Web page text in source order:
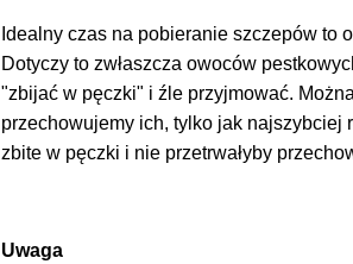
Idealny czas na pobieranie szczepów to
Dotyczy to zwłaszcza owoców
"zbijać w pęczki" i źle przyjmować.
przechowujemy ich, tylko jak najszybciej
zbite w pęczki i nie przetrwałyby
Uwaga